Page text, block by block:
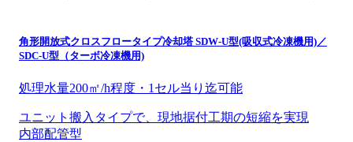
角形開放式クロスフロータイプ冷却塔 SDW-U型(吸収式冷凍機用)／
SDC-U型（ターボ冷凍機用)
処理水量200㎡/h程度・1セル当り迄可能
ユニット搬入タイプで、現地据付工期の短縮を実現
内部配管型